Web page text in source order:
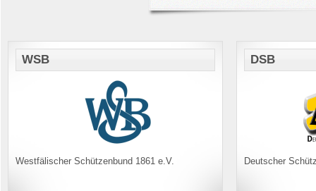
WSB
Westfälischer Schützenbund 1861 e.V.
DSB
Deutscher